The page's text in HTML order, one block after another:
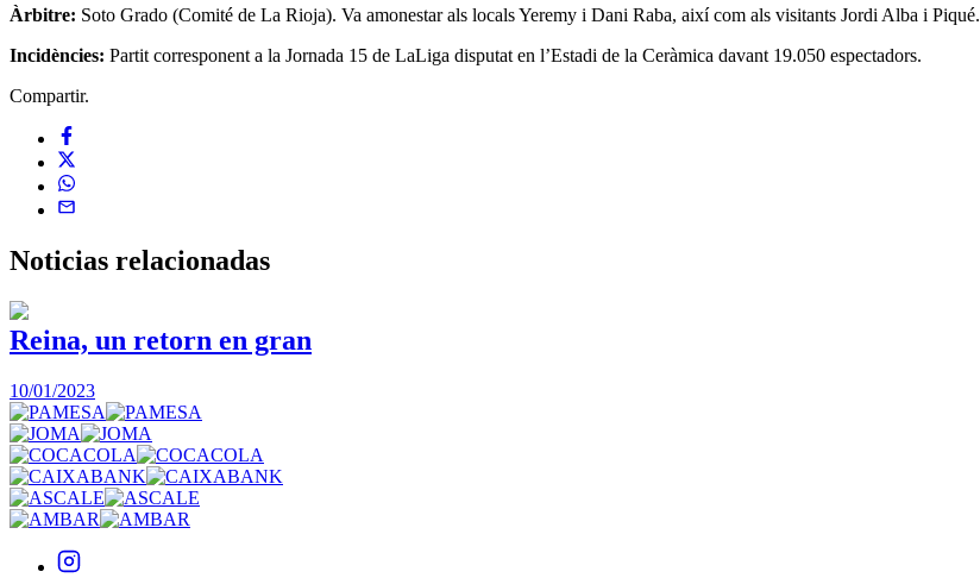
Àrbitre: Soto Grado (Comité de La Rioja). Va amonestar als locals Yeremy i Dani Raba, així com als visitants Jordi Alba i Piqué.
Incidències: Partit corresponent a la Jornada 15 de LaLiga disputat en l’Estadi de la Ceràmica davant 19.050 espectadors.
Compartir.
Noticias relacionadas
Reina, un retorn en gran
10/01/2023